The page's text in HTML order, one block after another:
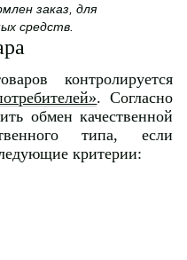
заказ, для
средств.
контролируется
. Согласно
обмен качественной
типа, если
критерии: